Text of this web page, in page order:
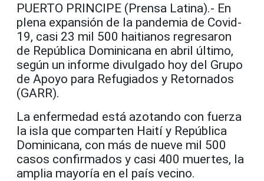
PUERTO PRINCIPE (Prensa Latina).- En
plena expansión de la pandemia de Covid-
19, casi 23 mil 500 haitianos regresaron
de República Dominicana en abril último,
según un informe divulgado hoy del Grupo
de Apoyo para Refugiados y Retornados
(GARR).
La enfermedad está azotando con fuerza
la isla que comparten Haití y República
Dominicana, con más de nueve mil 500
casos confirmados y casi 400 muertes, la
amplia mayoría en el país vecino.